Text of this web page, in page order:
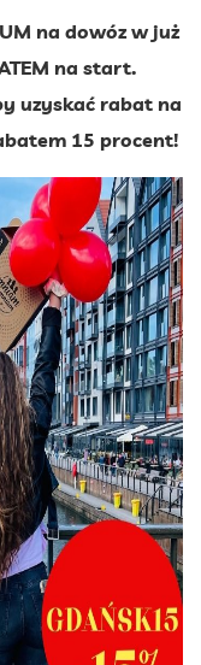
na dowóz w już
na start.
uzyskać rabat na
15 procent!